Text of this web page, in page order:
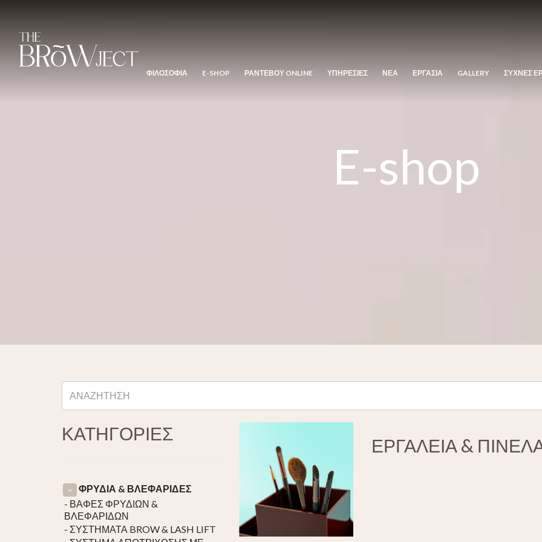
ΦΙΛΟΣΟΦΙΑ E-SHOP ΡΑΝΤΕΒΟΥ ONLINE ΥΠΗΡΕΣΙΕΣ ΝΕΑ ΕΡΓΑΣΙΑ GALLERY ΣΥΧΝΕΣ
E-shop
ΕΡΓΑΛΕΙΑ &
ΚΑΤΗΓΟΡΙΕΣ
ΦΡΥΔΙΑ & ΒΛΕΦΑΡΙΔΕΣ
- ΒΑΦΕΣ ΦΡΥΔΙΩΝ &
ΒΛΕΦΑΡΙΔΩΝ
- ΣΥΣΤΗΜΑΤΑ BROW & LASH LIFT